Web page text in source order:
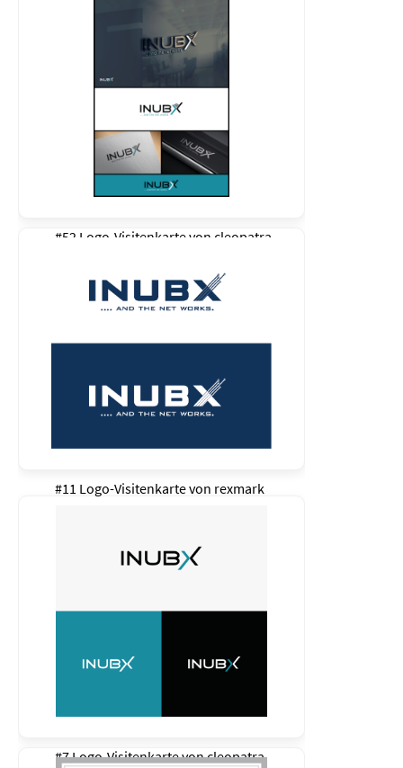
#52 Logo-Visitenkarte von cleopatra
#11 Logo-Visitenkarte von rexmark
#7 Logo-Visitenkarte voncleopatra